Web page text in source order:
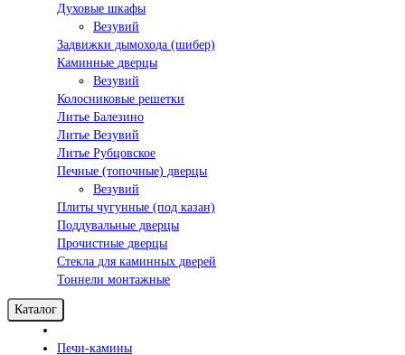
Духовые шкафы
Везувий
Задвижки дымохода (шибер)
Каминные дверцы
Везувий
Колосниковые решетки
Литье Балезино
Литье Везувий
Литье Рубцовское
Печные (топочные) дверцы
Везувий
Плиты чугунные (под казан)
Поддувальные дверцы
Прочистные дверцы
Стекла для каминных дверей
Тоннели монтажные
Каталог
Печи-камины